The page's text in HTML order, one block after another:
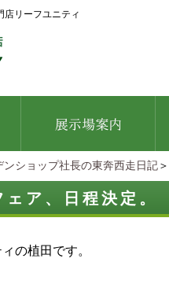
店リーフユニティ
ンショップ社長の東奔西走日記 ＞
ェア、日程決定。
の植田です。